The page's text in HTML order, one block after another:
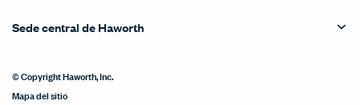
Sede central de Haworth
© Copyright Haworth, Inc.
Mapa del sitio